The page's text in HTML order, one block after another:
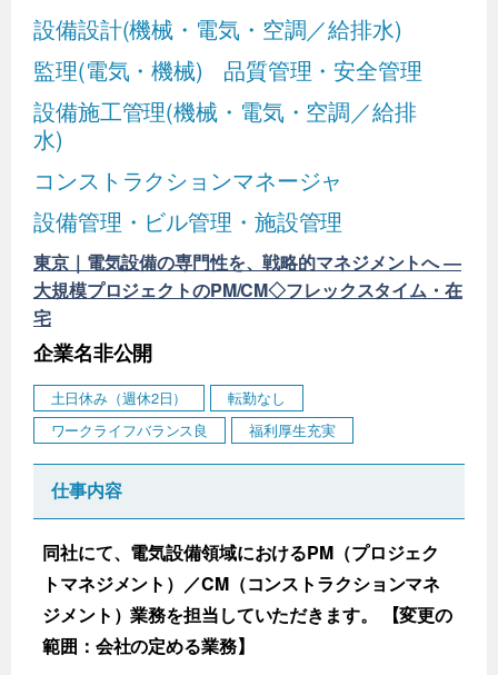
設備設計(機械・電気・空調／給排水)
監理(電気・機械)
品質管理・安全管理
設備施工管理(機械・電気・空調／給排
水)
コンストラクションマネージャ
設備管理・ビル管理・施設管理
東京｜電気設備の専門性を、戦略的マネジメントへ ―
大規模プロジェクトのPM/CM◇フレックスタイム・在
宅
企業名非公開
土日休み（週休2日）
転勤なし
ワークライフバランス良
福利厚生充実
仕事内容
同社にて、電気設備領域におけるPM（プロジェク
トマネジメント）／CM（コンストラクションマネ
ジメント）業務を担当していただきます。 【変更の
範囲：会社の定める業務】